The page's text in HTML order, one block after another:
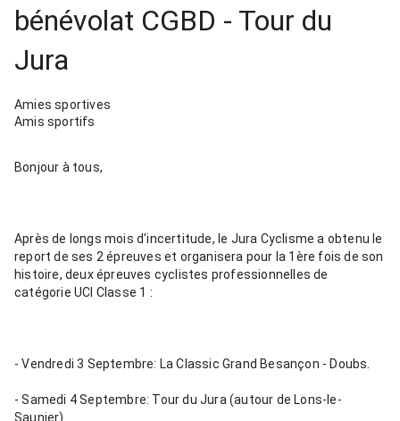
bénévolat CGBD - Tour du
Jura
Amies sportives
Amis sportifs
Bonjour à tous,
Après de longs mois d'incertitude, le Jura Cyclisme a obtenu le
report de ses 2 épreuves et organisera pour la 1ère fois de son
histoire, deux épreuves cyclistes professionnelles de
catégorie UCI Classe 1 :
- Vendredi 3 Septembre: La Classic Grand Besançon - Doubs.
- Samedi 4 Septembre: Tour du Jura (autour de Lons-le-
Saunier)